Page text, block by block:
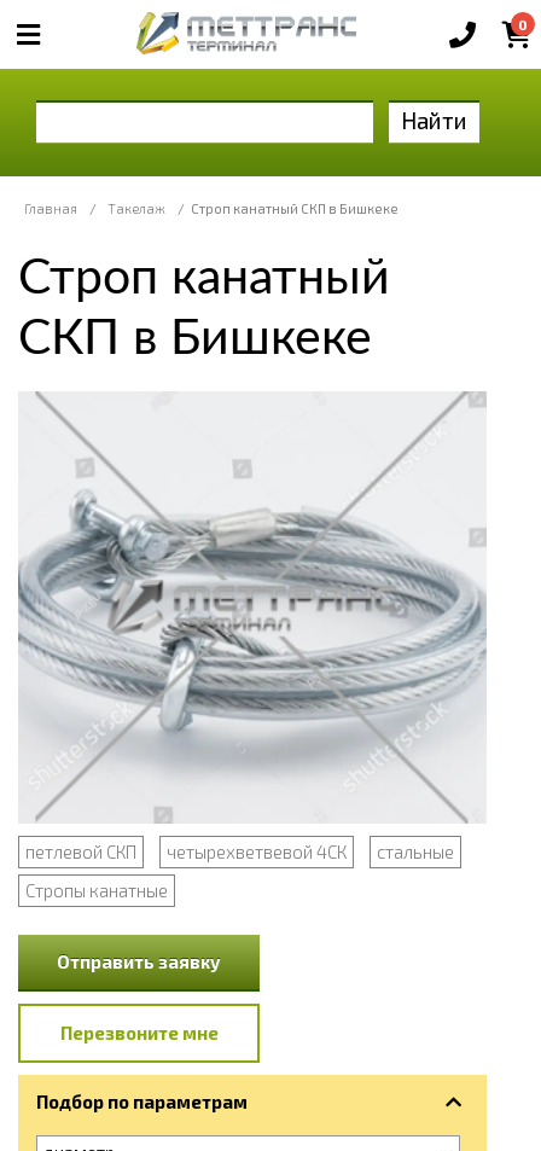
0
Найти
Главная / Такелаж / Строп канатный СКП в Бишкеке
Строп канатный
СКП в Бишкеке
петлевой СКП четырехветвевой 4СК
стальные
Стропы канатные
Отправить заявку
Перезвоните мне
Подбор по параметрам